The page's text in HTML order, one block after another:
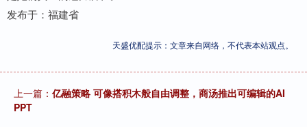
发布于：福建省
天盛优配提示：文章来自网络，不代表本站观点。
上一篇： 亿融策略 可像搭积木般自由调整，商汤推出可编辑的AI
PPT